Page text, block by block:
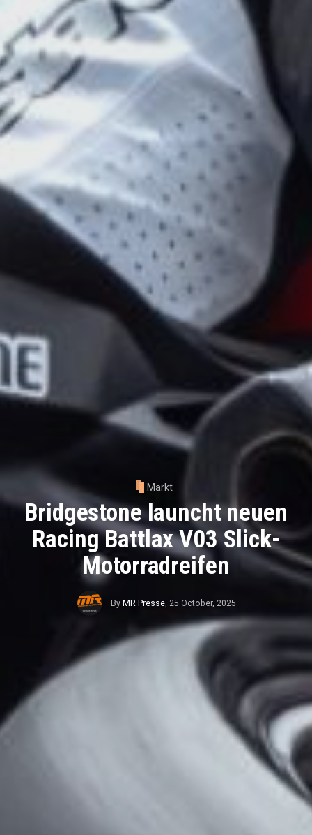
Markt
Bridgestone launcht neuen
Racing Battlax V03 Slick-
Motorradreifen
ByMR Presse 25 October, 2025